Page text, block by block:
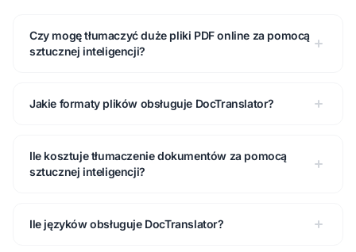
Czy mogę tłumaczyć duże pliki PDF online za pomocą
sztucznej inteligencji?
Jakie formaty plików obsługuje DocTranslator?
Ile kosztuje tłumaczenie dokumentów za pomocą
sztucznej inteligencji?
Ile języków obsługuje DocTranslator?